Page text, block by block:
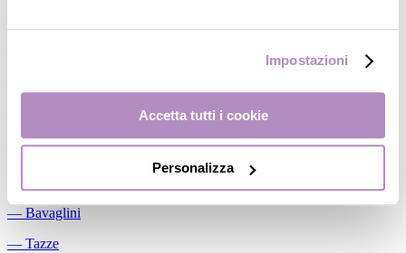
Impostazioni
Accetta tutti i cookie
Personalizza
Conservalatte Materno
―Massaggiagengive
― Bavaglini
― Tazze